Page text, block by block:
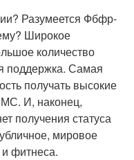
Разумеется Фбфр-
Широкое
количество
поддержка. Самая
получать высокие
И, наконец,
получения статуса
мировое
фитнеса.